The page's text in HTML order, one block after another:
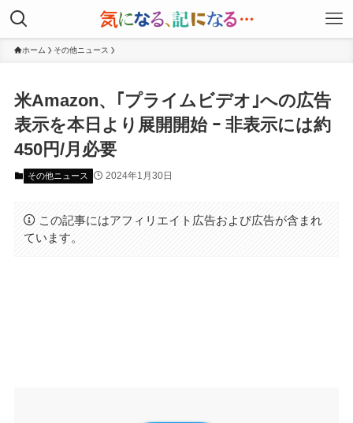
ホーム その他ニュース
米Amazon、｢プライムビデオ｣への広告
表示を本日より展開開始 ｰ 非表示には約
450円/月必要
その他ニュース 2024年1月30日
この記事にはアフィリエイト広告および広告が含まれ
ています。